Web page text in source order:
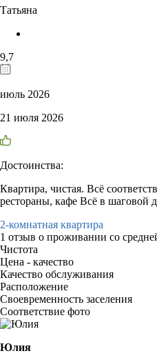
Татьяна
9,7
июль 2026
21 июля 2026
Достоинства:
Квартира, чистая. Всё
рестораны, кафе Всё в шаговой
2-комнатная квартира
1 отзыв о проживании со
Чистота
Цена - качество
Качество обслуживания
Расположение
Своевременность заселения
Соответствие фото
Юлия